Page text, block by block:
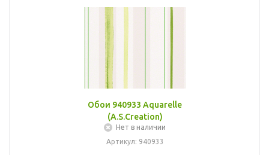
Обои 940933 Aquarelle
(A.S.Creation)
Нет в наличии
Артикул: 940933